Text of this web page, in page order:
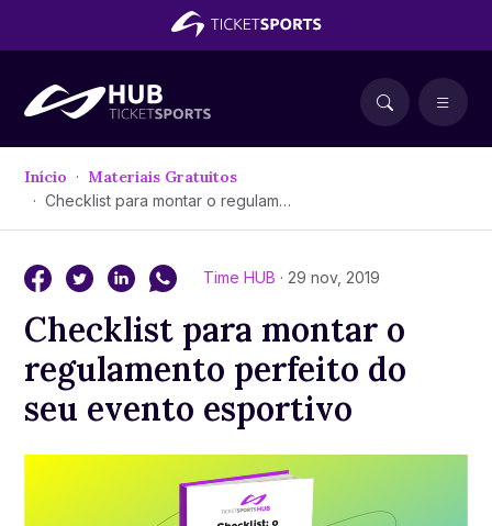
Início Materiais Gratuitos
Checklist para montar o regulamento perfeito do seu evento esportivo
Time HUB · 29 nov, 2019
Checklist para montar o
regulamento perfeito do
seu evento esportivo